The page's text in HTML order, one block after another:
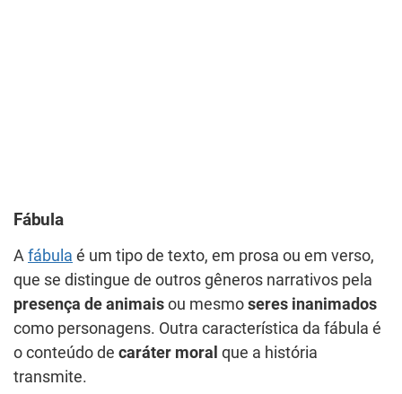
Fábula
A fábula é um tipo de texto, em prosa ou em verso,
que se distingue de outros gêneros narrativos pela
presença de animais ou mesmo seres inanimados
como personagens. Outra característica da fábula é
o conteúdo de caráter moral que a história
transmite.